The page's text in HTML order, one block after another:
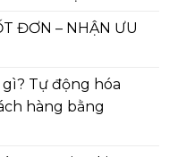
ĐƠN – NHẬN ƯU
Tự động hóa
hàng bằng